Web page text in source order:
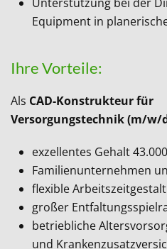
Equipment in
Ihre Vorteile:
Als CAD-Konstrukteur für
Versorgungstechnik(m/w/
exzellentes Gehalt
Familienunternehmen
flexible
großer
betriebliche
und